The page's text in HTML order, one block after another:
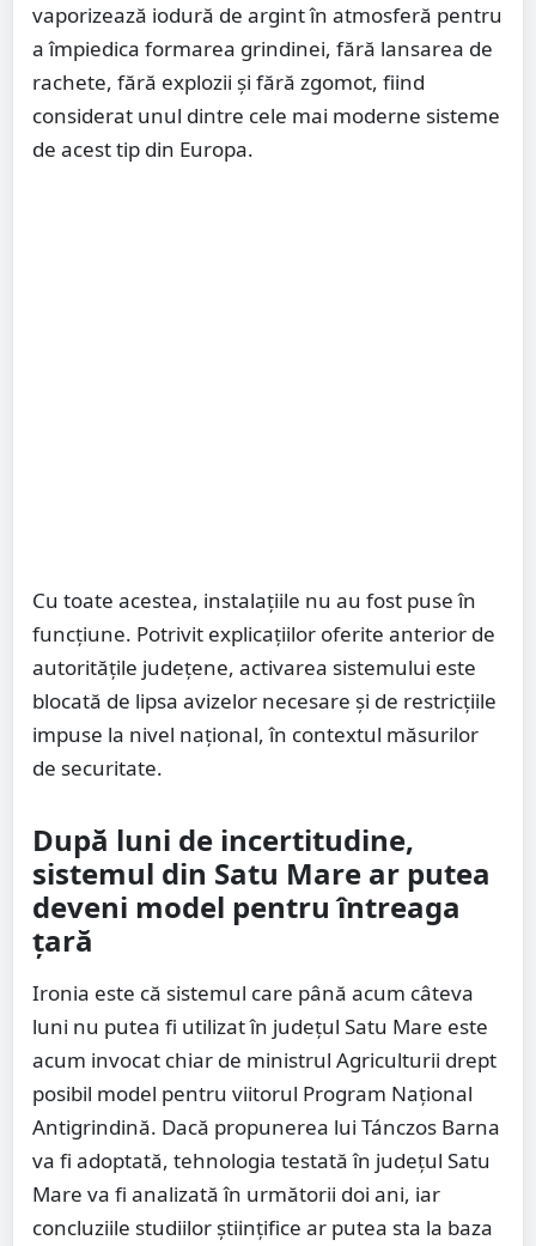
vaporizează iodură de argint în atmosferă pentru
a împiedica formarea grindinei, fără lansarea de
rachete, fără explozii și fără zgomot, fiind
considerat unul dintre cele mai moderne sisteme
de acest tip din Europa.
Cu toate acestea, instalațiile nu au fost puse în
funcțiune. Potrivit explicațiilor oferite anterior de
autoritățile județene, activarea sistemului este
blocată de lipsa avizelor necesare și de restricțiile
impuse la nivel național, în contextul măsurilor
de securitate.
După luni de incertitudine,
sistemul din Satu Mare ar putea
deveni model pentru întreaga
țară
Ironia este că sistemul care până acum câteva
luni nu putea fi utilizat în județul Satu Mare este
acum invocat chiar de ministrul Agriculturii drept
posibil model pentru viitorul Program Național
Antigrindină. Dacă propunerea lui Tánczos Barna
va fi adoptată, tehnologia testată în județul Satu
Mare va fi analizată în următorii doi ani, iar
concluziile studiilor științifice ar putea sta la baza